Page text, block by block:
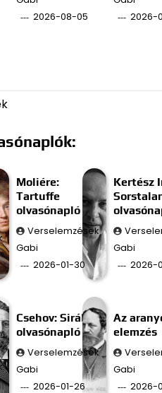
2026-08-05
2026-
Moliére:
Tartuffe
olvasónapló
Verselemzések
Gabi
2026-01-30
Kertész
Gabi
2026-
Csehov: Sirály
olvasónapló
Verselemzések
Gabi
2026-01-26
Az
elemzés
Gabi
2026-